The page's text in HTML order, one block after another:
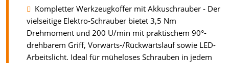
Kompletter Werkzeugkoffer mit Akkuschrauber - Der
vielseitige Elektro-Schrauber bietet 3,5 Nm
Drehmoment und 200 U/min mit praktischem 90°-
drehbarem Griff, Vorwärts-/Rückwärtslauf sowie LED-
Arbeitslicht. Ideal für müheloses Schrauben in jedem